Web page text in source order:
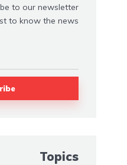
to our newsletter
to know the news.
Topics